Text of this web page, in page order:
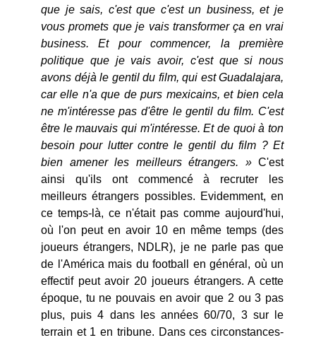
que je sais, c'est que c'est un business, et je
vous promets que je vais transformer ça en vrai
business. Et pour commencer, la première
politique que je vais avoir, c'est que si nous
avons déjà le gentil du film, qui est Guadalajara,
car elle n'a que de purs mexicains, et bien cela
ne m'intéresse pas d'être le gentil du film. C'est
être le mauvais qui m'intéresse. Et de quoi à ton
besoin pour lutter contre le gentil du film ? Et
bien amener les meilleurs étrangers. »C'est
ainsi qu'ils ont commencé à recruter les
meilleurs étrangers possibles. Evidemment, en
ce temps-là, ce n'était pas comme aujourd'hui,
où l'on peut en avoir 10 en même temps (des
joueurs étrangers, NDLR), je ne parle pas que
de l'América mais du football en général, où un
effectif peut avoir 20 joueurs étrangers. A cette
époque, tu ne pouvais en avoir que 2 ou 3 pas
plus, puis 4 dans les années 60/70, 3 sur le
terrain et 1 en tribune. Dans ces circonstances-